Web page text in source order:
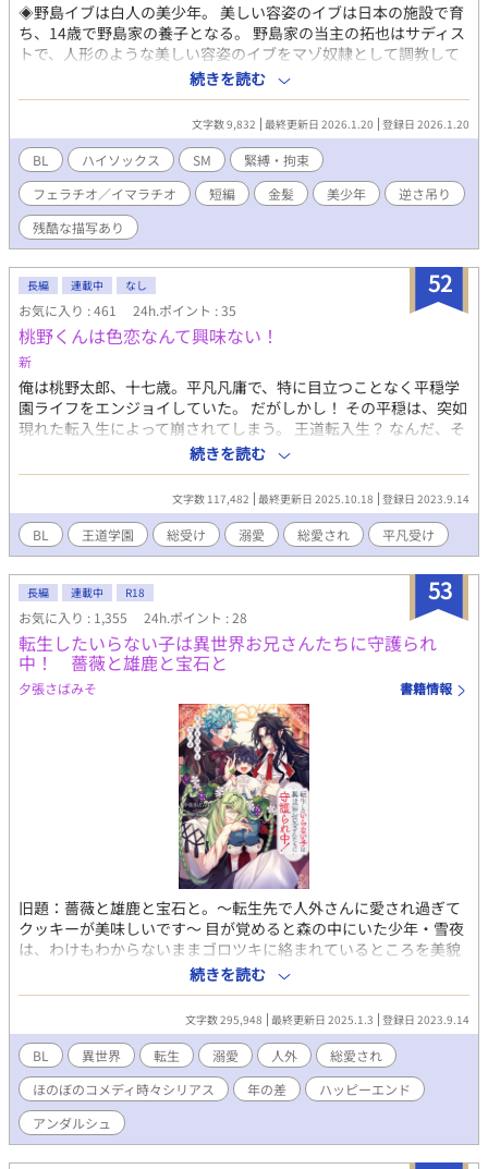
◈野島イブは白人の美少年。 美しい容姿のイブは日本の施設で育
ち、14歳で野島家の養子となる。 野島家の当主の拓也はサディス
トで、人形のような美しい容姿のイブをマゾ奴隷として調教して
いく。 マゾとして覚醒したイブだが、羞恥心からは逃れられず、
毎夜拓也に責められるたびに、哀しい涙を流すのだった。 ◈縄炎
のラグビー少年でエミールと言う白人美少年キャラを出したので
すが、白人美少年キャラで単独作品を書きたくなりました。 エミ
ールとは別に野島イブと言う登場人物が、養家でマゾ奴隷として
虐げられている性奴隷としての日常を書いた鬼畜話です😅 10000
字以内のショートストーリーでまとめる予定です。
続きを読む
文字数 9,832 最終更新日 2026.1.20 登録日 2026.1.20
BL ハイソックス SM
緊縛・拘束
フェラチオ／イマラチオ
短編 金髪 美少年
逆さ吊り
残酷な描写あり
52
長編 連載中 なし
お気に入り : 461 24h.ポイント : 35
桃野くんは色恋なんて興味ない！
新
俺は桃野太郎、十七歳。平凡凡庸で、特に目立つことなく平穏学
園ライフをエンジョイしていた。 だがしかし！ その平穏は、突如
現れた転入生によって崩されてしまう。 王道転入生？ なんだ、そ
れは。俺は慎ましくハッピーな平穏ライフを送れたらいいんで
す！ マジで色恋とか興味ないので！ 取り返せ、平穏！ 守り抜け、
貞操！ 俺のハッピー平穏学園ライフを巡る争いが、今、幕を開け
てしまう…………！！（涙） ---------------------------------------- 王
道転入生の登場によって表に晒されてしまう平凡主人公、桃野く
んのお話。愛されることに慣れていない、無自覚人たらしが総受
けになります。 王道設定からかなり改変している部分がありま
す。寛大な心で読んでください！ ギャグ要素強め、健全です。 不
定期更新！ （通常は20時〜23時辺りで更新します。あまり遅い時
間にはならないかと！） 【注意】 ・非王道です。 ・差別的な発言
はしないよう心がけますが、作品の展開上出てくる可能性があり
ます。それらを容認する意図はありません。 ・直接ではありませ
んが、強姦、暴力等の描写があります。各自自衛をお願いしま
す。 ・pixivにも投稿してます。支部とアルファポリスだと若干言
い回しが異なります。アルファポリスのほうが最新です。 ---------
------------------------------- 愛されるのが怖かった。愛が呪いに変わ
ることを、痛いほどに知っていたから。 母の手の温度が、頬を撫
でたあの温かみが、呪いのように残って離れてくれない。 勝手に
期待して裏切られるのは、もう十分だ。
続きを読む
文字数 117,482 最終更新日 2025.10.18 登録日 2023.9.14
BL 王道学園 総受け 溺愛 総愛され 平凡受け
53
長編 連載中 R18
お気に入り : 1,355 24h.ポイント : 28
転生したいらない子は異世界お兄さんたちに守護られ
中！ 薔薇と雄鹿と宝石と
夕張さばみそ 書籍情報
旧題：薔薇と雄鹿と宝石と。～転生先で人外さんに愛され過ぎて
クッキーが美味しいです～ 目が覚めると森の中にいた少年・雪夜
は、わけもわからないままゴロツキに絡まれているところを美貌
の公爵・ローゼンに助けられる。 転生した先は 華族、樹族、鉱
族の人外たちが支配する『ニンゲン』がいない世界。 たまに現れ
る『ニンゲン』は珍味・力を増す霊薬・美の妙薬として人外たち
に食べられてしまうのだという。 折角転生したというのに大ピン
チ！ でも、そんなことはつゆしらず、自分を助けてくれた華族の
ローゼンに懐く雪夜。 初めは冷たい態度をとっていたローゼンだ
が、そんな雪夜に心を開くようになり――。 優しい世界は最高な
のでクッキーを食べます！ 溺愛される雪夜の前には樹族、鉱族
の青年たちも現れて…… ……という、ニンゲンの子供が人外おに
続きを読む
文字数 295,948 最終更新日 2025.1.3 登録日 2023.9.14
BL 異世界 転生 溺愛 人外
総愛され
ほのぼのコメディ時々シリアス
年の差
ハッピーエンド
アンダルシュ